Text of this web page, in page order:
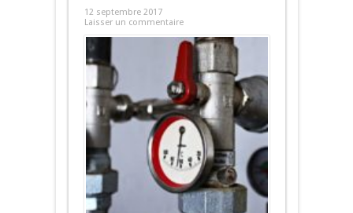
12 septembre 2017
Laisser un commentaire